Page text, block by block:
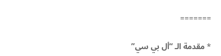
=======
*مقدمة الـ “أل بي سي”